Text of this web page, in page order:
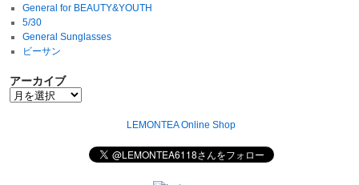
General for BEAUTY&YOUTH
5/30
General Sunglasses
ビーサン
アーカイブ
LEMONTEA Online Shop